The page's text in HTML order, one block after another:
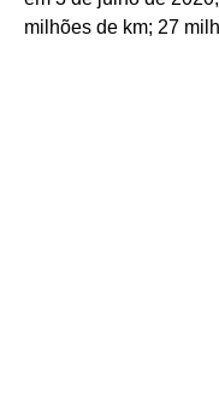
milhões de km; 27